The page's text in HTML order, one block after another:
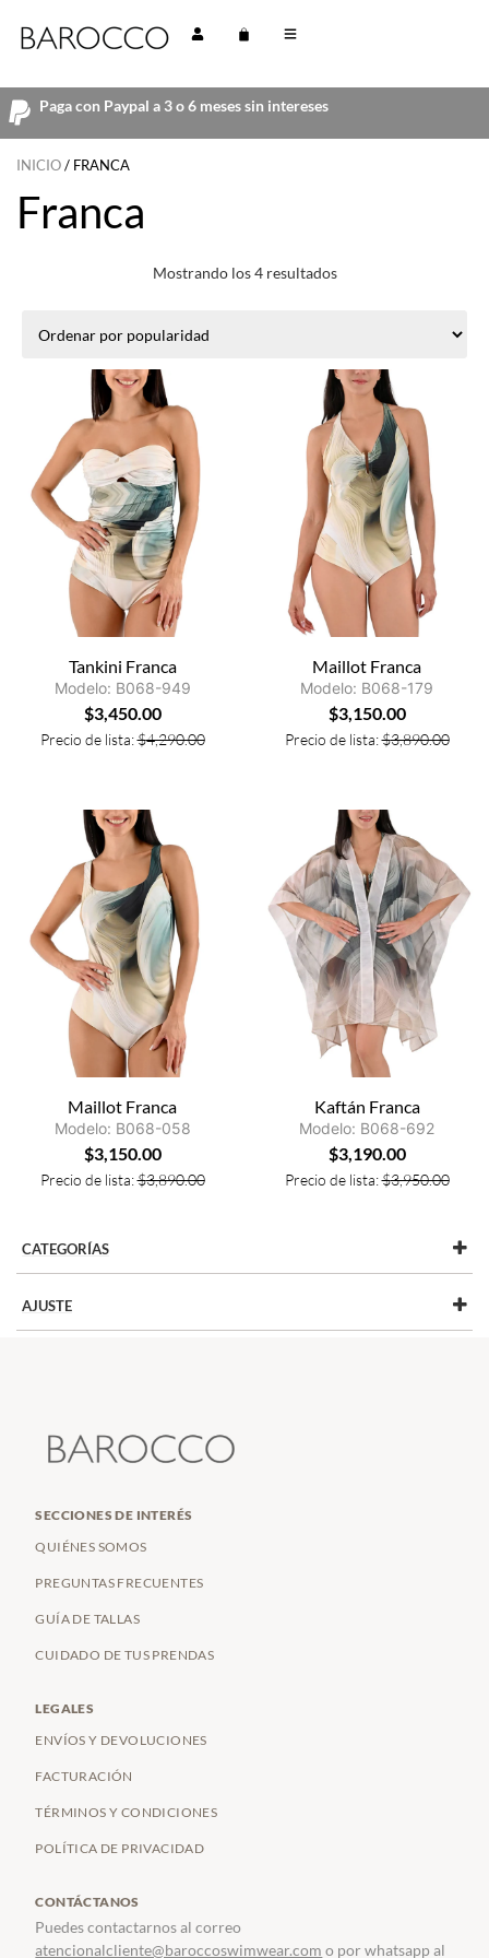
Paga con Paypal a 3 o 6 meses sin intereses
INICIO/ FRANCA
Franca
CATEGORÍAS
FRANCA (4)
AJUSTE
Mostrando los 4 resultados
Tankini Franca
Modelo: B068-949
$3,450.00
Precio de lista:$4,290.00
Maillot Franca
Modelo: B068-179
$3,150.00
Precio de lista:$3,890.00
Maillot Franca
Modelo: B068-058
$3,150.00
Precio de lista:$3,890.00
Kaftán Franca
Modelo: B068-692
$3,190.00
Precio de lista:$3,950.00
SECCIONES DE INTERÉS
QUIÉNES SOMOS
PREGUNTAS FRECUENTES
GUÍA DE TALLAS
CUIDADO DE TUS PRENDAS
LEGALES
ENVÍOS Y DEVOLUCIONES
FACTURACIÓN
TÉRMINOS Y CONDICIONES
POLÍTICA DE PRIVACIDAD
CONTÁCTANOS
Puedes contactarnos al correo
atencionalcliente@baroccoswimwear.com o por whatsapp al